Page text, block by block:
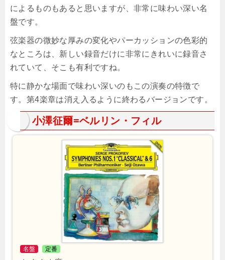
によるものもあると思いますが、非常に味わい深い名
盤です。
弦楽器の微妙な厚みの変化やパーカッションの色彩的
なところは、新しい録音だけに非常にきれいに録音さ
れていて、そこも有利ですね。
特に静かな場面で味わい深いのもこの演奏の特徴で
す。第4楽章は消え入るように終わるバージョンです。
小澤征爾=ベルリン・フィル
名盤 定番